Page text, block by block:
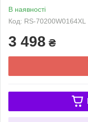
В наявності
Код: RS-70200W0164XL
3 498 ₴